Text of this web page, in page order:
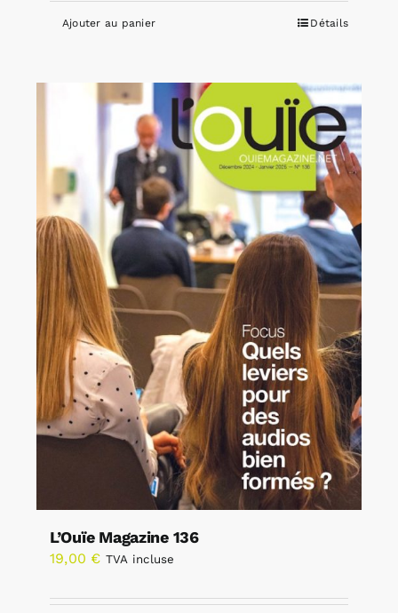
Ajouter au panier Détails
L’Ouïe Magazine 136
19,00 € TVA incluse